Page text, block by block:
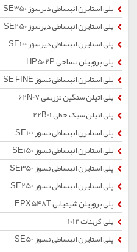
پلی استایرن انبساطی دیرسوز SE350
پلی استایرن انبساطی دیرسوز SE250
پلی استایرن انبساطی دیرسوز SE100
پلی پروپیلن نساجی HP502P
پلی استایرن انبساطی نسوز SE FINE
پلی اتیلن سنگین تزریقی 62N07
پلی اتیلن سبک خطی 22B01
پلی استایرن انبساطی نسوز SE100
پلی استایرن انبساطی نسوز SE150
پلی استایرن انبساطی نسوز SE350
پلی استایرن انبساطی نسوز SE250
پلی پروپیلن شیمیایی EPX548T
پلی کربنات 1012
پلی استایرن انبساطی نسوز SE50